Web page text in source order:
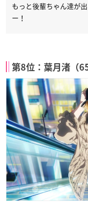
もっと後輩ちゃん達が
ー！
第8位：葉月渚（